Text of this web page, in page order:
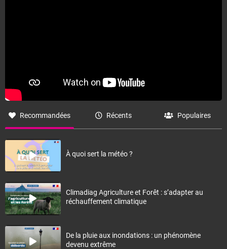
Recommandées Récents Populaires
À quoi sert la météo ?
Climadiag Agriculture et Forêt : s’adapter au
réchauffement climatique
De la pluie aux inondations : un phénomène
devenu extrême